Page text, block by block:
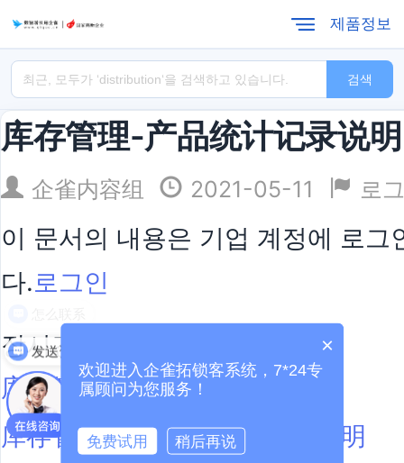
제품정보
검색
库存管理-产品统计记录说明
企雀内容组 2021-05-11 로
이 문서의 내용은 기업 계정에 로그
다.로그인
장시간 독서:
库存管理-库存盘点操作说明
库存管理-开产品单顾客领耗说明
发送资料 ×
欢迎进入企雀拓锁客系统，7*24专
属顾问为您服务！
免费试用 稍后再说